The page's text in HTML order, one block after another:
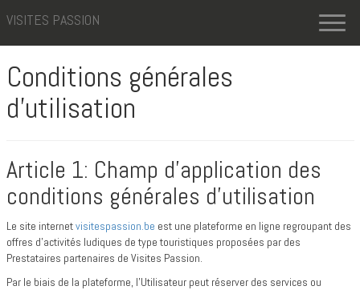
VISITES PASSION
Conditions générales
d’utilisation
Article 1: Champ d’application des
conditions générales d’utilisation
Le site internetvisitespassion.be est une plateforme en ligne regroupant des
offres d’activités ludiques de type touristiques proposées par des
Prestataires partenaires de Visites Passion.
Par le biais de la plateforme, l’Utilisateur peut réserver des services ou